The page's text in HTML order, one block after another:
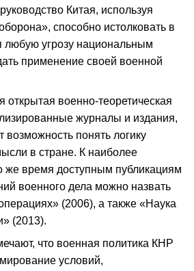
Китая, используя
способно истолковать в
любую угрозу национальным
применение своей военной
открытая военно-теоретическая
журналы и издания,
возможность понять логику
в стране. К наиболее
же время доступным публикациям
военного дела можно назвать
(2006), а также «Наука
(2013).
что военная политика КНР
условий,